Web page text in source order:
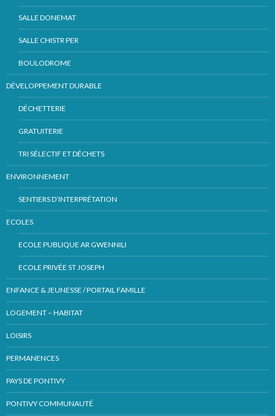
SALLE DONEMAT
SALLE CHISTR PER
BOULODROME
DÉVELOPPEMENT DURABLE
DÉCHETTERIE
GRATUITERIE
TRI SÉLECTIF ET DÉCHETS
ENVIRONNEMENT
SENTIERS D’INTERPRÉTATION
ECOLES
ECOLE PUBLIQUE AR GWENNILI
ECOLE PRIVÉE ST JOSEPH
ENFANCE & JEUNESSE / PORTAIL FAMILLE
LOGEMENT – HABITAT
LOISIRS
PERMANENCES
PAYS DE PONTIVY
PONTIVY COMMUNAUTÉ